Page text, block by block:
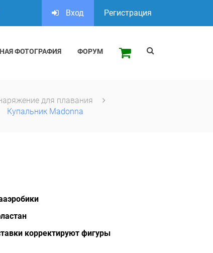
Вход Регистрация
ФОТОГРАФИЯ ФОРУМ
для плавания
Купальник Madonna
корректируют фигуры